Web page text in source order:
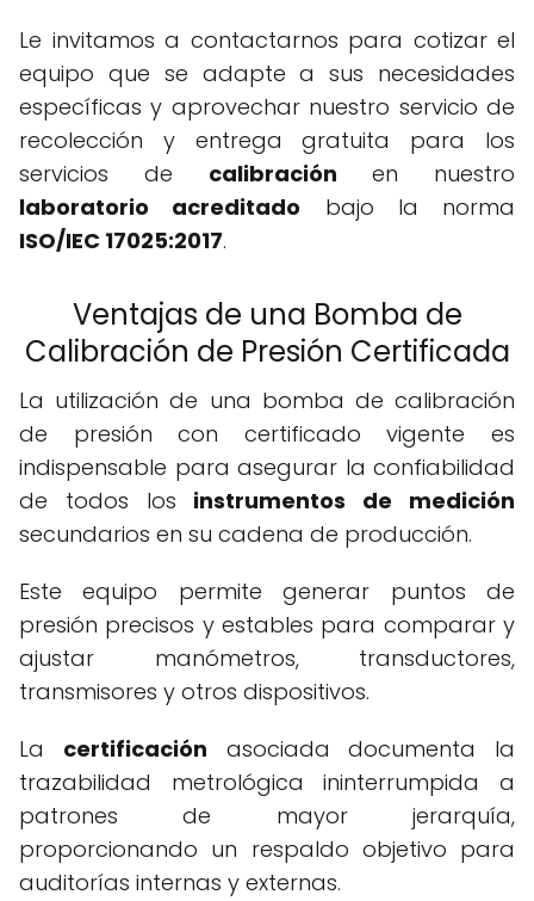
Le invitamos a contactarnos para cotizar el
equipo que se adapte a sus necesidades
específicas y aprovechar nuestro servicio de
recolección y entrega gratuita para los
servicios de calibración en nuestro
laboratorio acreditado bajo la norma
ISO/IEC 17025:2017.
Ventajas de una Bomba de
Calibración de Presión Certificada
La utilización de una bomba de calibración
de presión con certificado vigente es
indispensable para asegurar la confiabilidad
de todos los instrumentos de medición
secundarios en su cadena de producción.
Este equipo permite generar puntos de
presión precisos y estables para comparar y
ajustar manómetros, transductores,
transmisores y otros dispositivos.
La certificación asociada documenta la
trazabilidad metrológica ininterrumpida a
patrones de mayor jerarquía,
proporcionando un respaldo objetivo para
auditorías internas y externas.